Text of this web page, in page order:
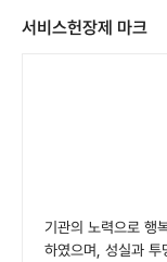
서비스헌장제 마크
기관의 노력으로 행
하였으며, 성실과 투